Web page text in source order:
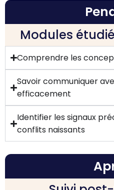
Modules
Comprendre les
Savoir communiquer
efficacement
Identifier les signaux
conflits naissants